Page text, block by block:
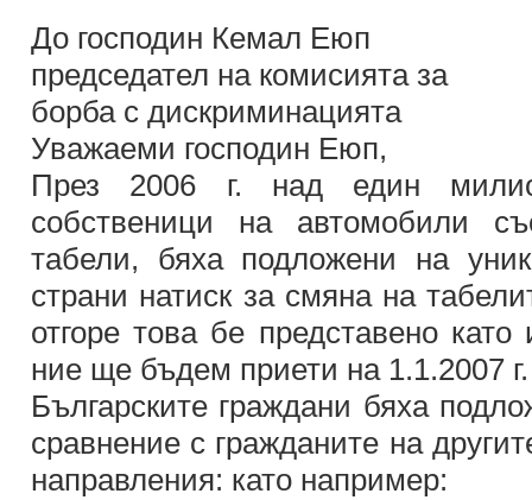
До господин Кемал Еюп
председател на комисията за
борба с дискриминацията
Уважаеми господин Еюп,
През 2006 г. над един
собственици на автомобили
табели, бяха подложени на
страни натиск за смяна на
отгоре това бе представено
ние ще бъдем приети на 1.1.2007 г.
Българските граждани бяха
сравнение с гражданите на
направления: като например: